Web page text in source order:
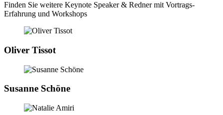
Finden Sie weitere Keynote Speaker & Redner mit Vortrags-
Erfahrung und Workshops
Oliver Tissot
Susanne Schöne